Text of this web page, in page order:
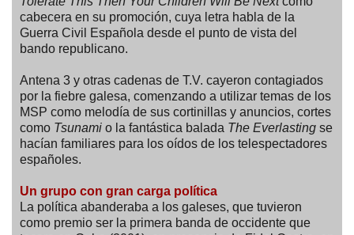
cabecera en su promoción, cuya letra habla de la
Guerra Civil Española desde el punto de vista del
bando republicano.
Antena 3 y otras cadenas de T.V. cayeron contagiados
por la fiebre galesa, comenzando a utilizar temas de los
MSP como melodía de sus cortinillas y anuncios, cortes
como Tsunami o la fantástica balada The Everlasting se
hacían familiares para los oídos de los telespectadores
españoles.
Un grupo con gran carga política
La política abanderaba a los galeses, que tuvieron
como premio ser la primera banda de occidente que